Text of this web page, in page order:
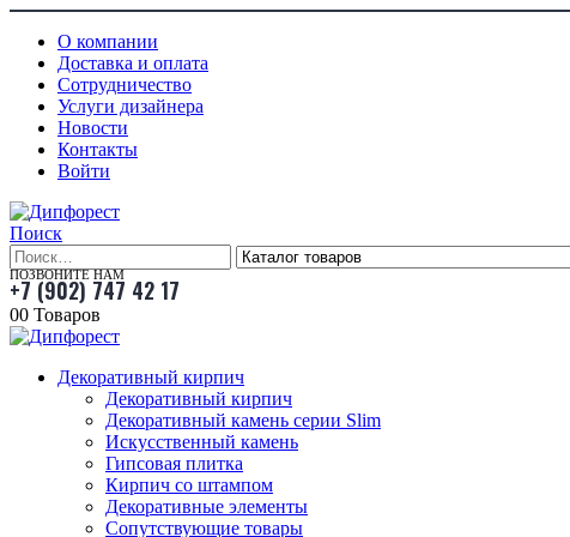
О компании
Доставка и оплата
Сотрудничество
Услуги дизайнера
Новости
Контакты
Войти
Поиск
ПОЗВОНИТЕ НАМ
+7 (902) 747 42 17
00 Товаров
Декоративный кирпич
Декоративный кирпич
Декоративный камень серии Slim
Искусственный камень
Гипсовая плитка
Кирпич со штампом
Декоративные элементы
Сопутствующие товары